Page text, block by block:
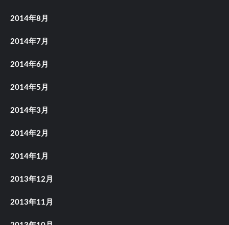
2014年8月
2014年7月
2014年6月
2014年5月
2014年3月
2014年2月
2014年1月
2013年12月
2013年11月